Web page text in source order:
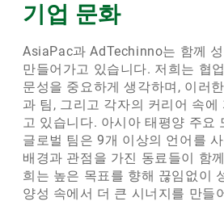
기업 문화
AsiaPac과 AdTechinno는 함께
만들어가고 있습니다. 저희는 협
문성을 중요하게 생각하며, 이러
과 팀, 그리고 각자의 커리어 속에
고 있습니다. 아시아 태평양 주요
글로벌 팀은 9개 이상의 언어를
배경과 관점을 가진 동료들이 함
희는 높은 목표를 향해 끊임없이
양성 속에서 더 큰 시너지를 만들